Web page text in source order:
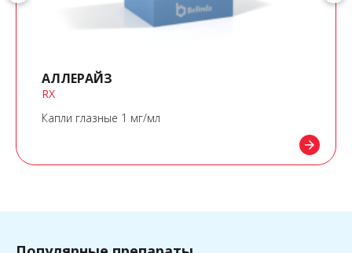
АЛЛЕРАЙЗ
RX
Капли глазные 1 мг/мл
arrow_forward